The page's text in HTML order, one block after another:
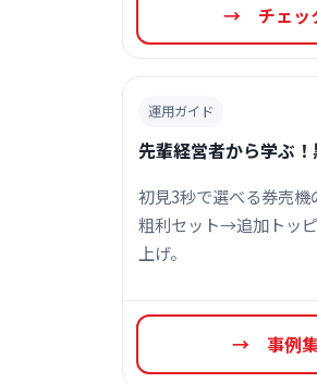
→ チェッ
運用ガイド
先輩経営者から学ぶ
初見3秒で選べる券売
粗利セット→追加トッ
上げ。
→ 事例